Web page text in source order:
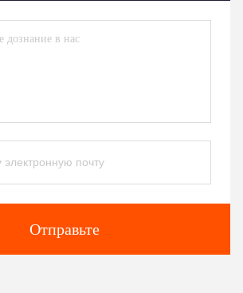
Отправьте